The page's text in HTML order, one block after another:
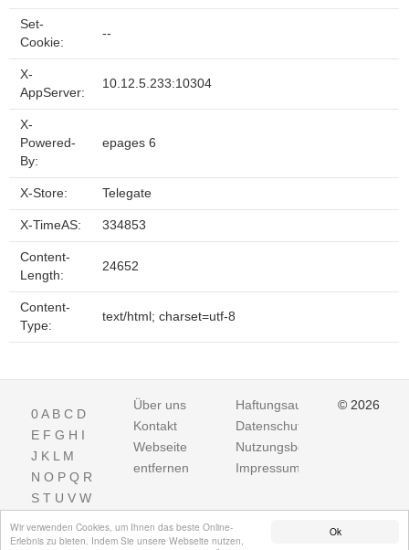
Ok
Wir verwenden Cookies, um Ihnen das beste Online-
Erlebnis zu bieten. Indem Sie unsere Webseite nutzen,
Set-
Cookie:
--
X-
AppServer:
10.12.5.233:10304
X-
Powered-
By:
epages 6
X-Store: Telegate
X-TimeAS: 334853
Content-
Length:
24652
Content-
Type:
text/html; charset=utf-8
0A B C D
E F G H I
J K L M
N O P Q R
S T U V W
Über uns
Kontakt
Webseite
entfernen
Haftungsausschluss
Datenschutz
Nutzungsbedingungen
Impressum
© 2026